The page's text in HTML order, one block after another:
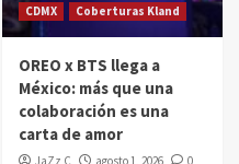
CDMX Coberturas Kland
OREO x BTS llega a
México: más que una
colaboración es una
carta de amor
JaZz C agosto 1, 2026 0